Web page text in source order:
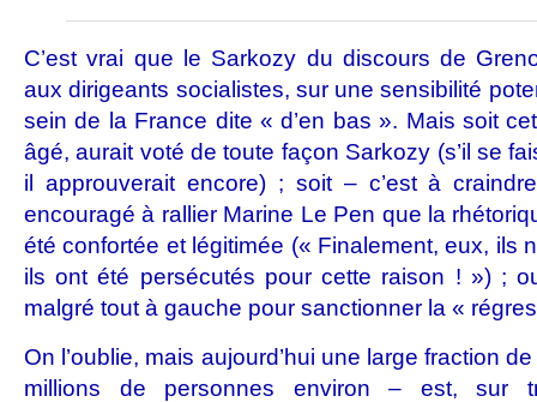
C’est vrai que le Sarkozy du discours de
aux dirigeants socialistes, sur une sensibilité
sein de la France dite « d’en bas ». Mais soit
âgé, aurait voté de toute façon Sarkozy (s’il se
il approuverait encore) ; soit – c’est à
encouragé à rallier Marine Le Pen que la
été confortée et légitimée (« Finalement, eux, ils
ils ont été persécutés pour cette raison ! ») ;
malgré tout à gauche pour sanctionner la «
On l’oublie, mais aujourd’hui une large fraction
millions de personnes environ – est, sur